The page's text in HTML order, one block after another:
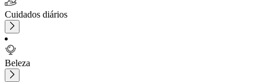
Cuidados diários
Beleza